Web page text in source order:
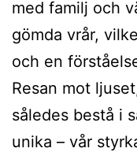
med familj och
gömda vrår,
och en
Resan mot
således bestå i
unika – vår